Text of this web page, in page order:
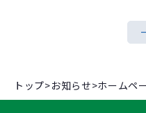
トップ>お知らせ>ホームペ